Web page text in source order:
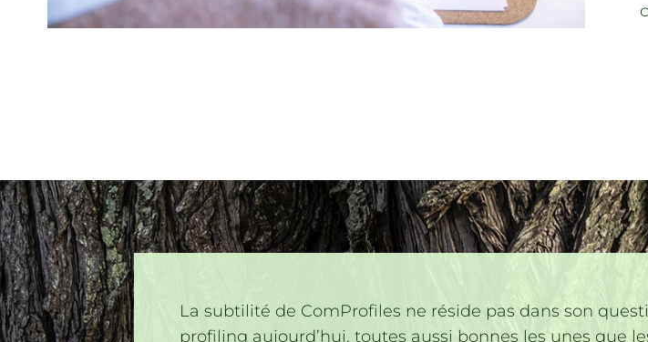
La subtilité de ComProfiles ne réside pas dans son
profiling aujourd’hui, toutes aussi bonnes les unes que